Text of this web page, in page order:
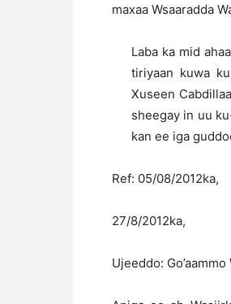
maxaa Wsaaradda
Laba ka mid
tiriyaan kuwa
Xuseen
sheegay in uu
kan ee iga
Ref: 05/08/2012ka,
27/8/2012ka,
Ujeeddo: